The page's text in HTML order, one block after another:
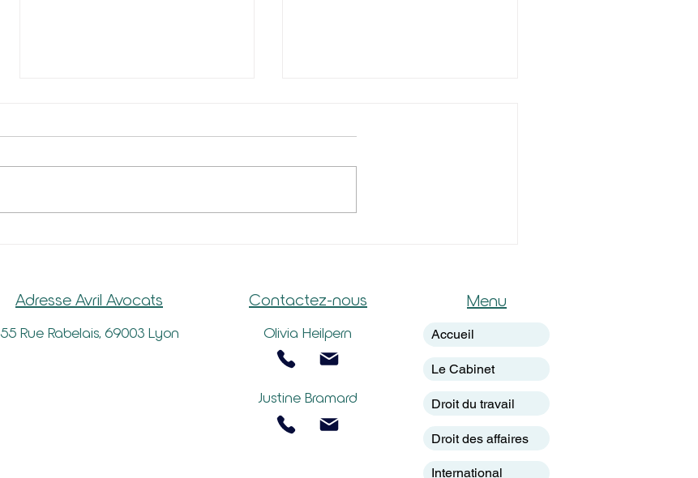
Adresse Avril Avocats
55 Rue Rabelais, 69003 Lyon
Contactez-nous
Olivia Heilpern
Justine Bramard
Menu
Accueil
Le Cabinet
Droit du travail
Droit des affaires
International